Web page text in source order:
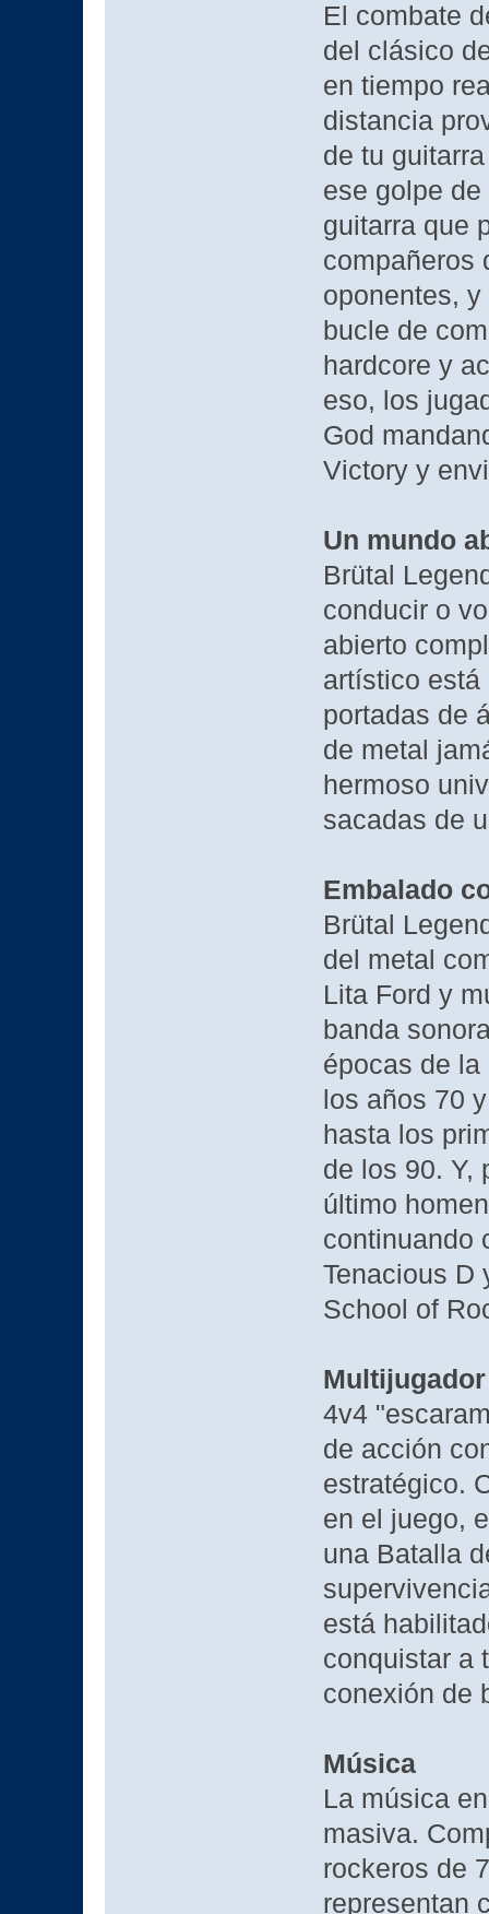
El combate
del clásico
en tiempo
distancia
de tu
ese golpe
guitarra que
compañeros
oponentes,
bucle de
hardcore y
eso, los
God
Victory y
Un mundo
Brütal
conducir o
abierto
artístico está
portadas de
de metal
hermoso
sacadas de
Embalado
Brütal
del metal
Lita Ford y
banda
épocas de
los años 70
hasta los
de los 90. Y,
último
continuando
Tenacious D
School of
4v4
de acción
estratégico.
en el juego,
una Batalla
está
conquistar a
conexión de
Música
La música
masiva.
rockeros de
representan